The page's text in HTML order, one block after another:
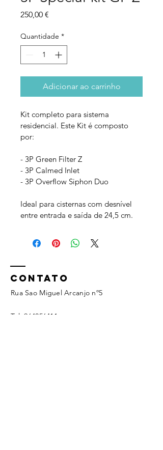
250,00 €
Quantidade *
Adicionar ao carrinho
Kit completo para sistema
residencial. Este Kit é composto
por:
- 3P Green Filter Z
- 3P Calmed Inlet
- 3P Overflow Siphon Duo
Ideal para cisternas com desnível
entre entrada e saída de 24,5 cm.
CONTATO
Rua Sao Miguel Arcanjo nº5
Tel:964056411